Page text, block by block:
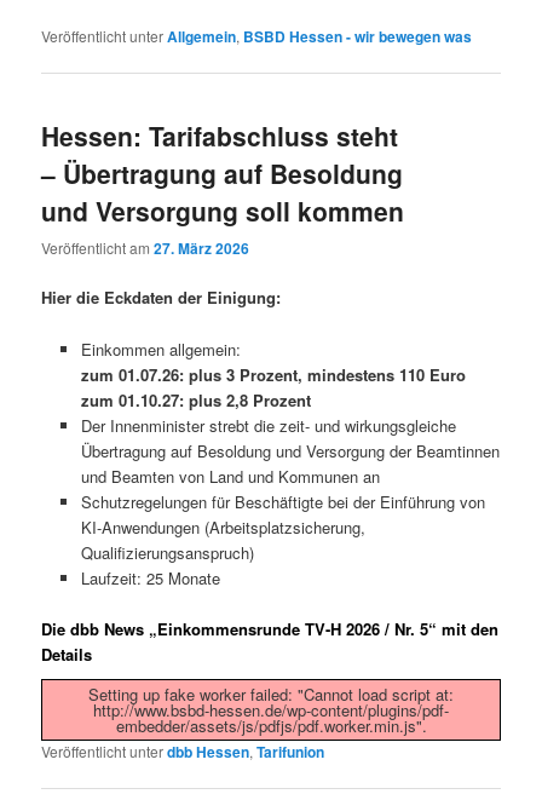
Veröffentlicht unterAllgemein, BSBD Hessen - wir bewegen was
Hessen: Tarifabschluss steht
– Übertragung auf Besoldung
und Versorgung soll kommen
Veröffentlicht am27. März 2026
Hier die Eckdaten der Einigung:
Einkommen allgemein:
zum 01.07.26: plus 3 Prozent, mindestens 110 Euro
zum 01.10.27: plus 2,8 Prozent
Der Innenminister strebt die zeit- und wirkungsgleiche
Übertragung auf Besoldung und Versorgung der Beamtinnen
und Beamten von Land und Kommunen an
Schutzregelungen für Beschäftigte bei der Einführung von
KI-Anwendungen (Arbeitsplatzsicherung,
Qualifizierungsanspruch)
Laufzeit: 25 Monate
Die dbb News „Einkommensrunde TV-H 2026 / Nr. 5“ mit den
Details
Setting up fake worker failed: "Cannot load script at:
http://www.bsbd-hessen.de/wp-content/plugins/pdf-
embedder/assets/js/pdfjs/pdf.worker.min.js".
Veröffentlicht unterdbb Hessen,Tarifunion